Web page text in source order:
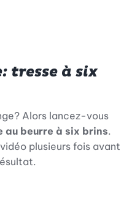
tresse à six
Alors lancez-vous
au beurre à six brins.
plusieurs fois avant